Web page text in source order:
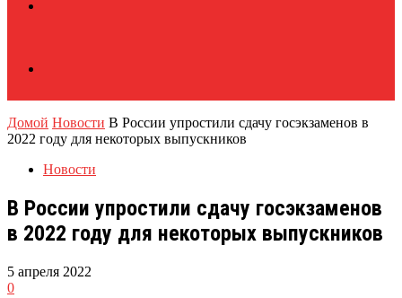
Домой Новости В России упростили сдачу госэкзаменов в
2022 году для некоторых выпускников
Новости
В России упростили сдачу госэкзаменов
в 2022 году для некоторых выпускников
5 апреля 2022
0